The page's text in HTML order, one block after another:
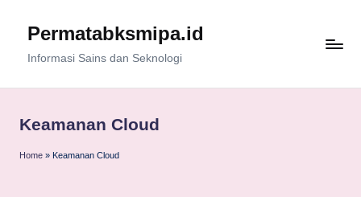
Permatabksmipa.id
Informasi Sains dan Seknologi
Keamanan Cloud
Home » Keamanan Cloud